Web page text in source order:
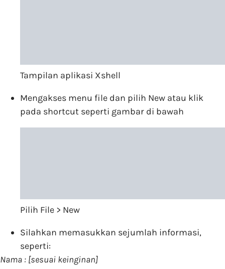
Tampilan aplikasi Xshell
Mengakses menu file dan pilih New atau klik
pada shortcut seperti gambar di bawah
Pilih File > New
Silahkan memasukkan sejumlah informasi,
seperti:
Nama : [sesuai keinginan]